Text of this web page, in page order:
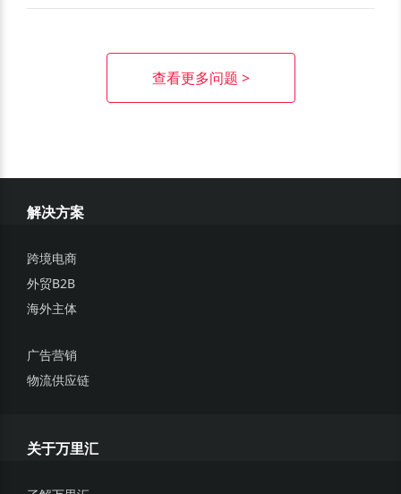
查看更多问题 >
解决方案
跨境电商
外贸B2B
海外主体
广告营销
物流供应链
关于万里汇